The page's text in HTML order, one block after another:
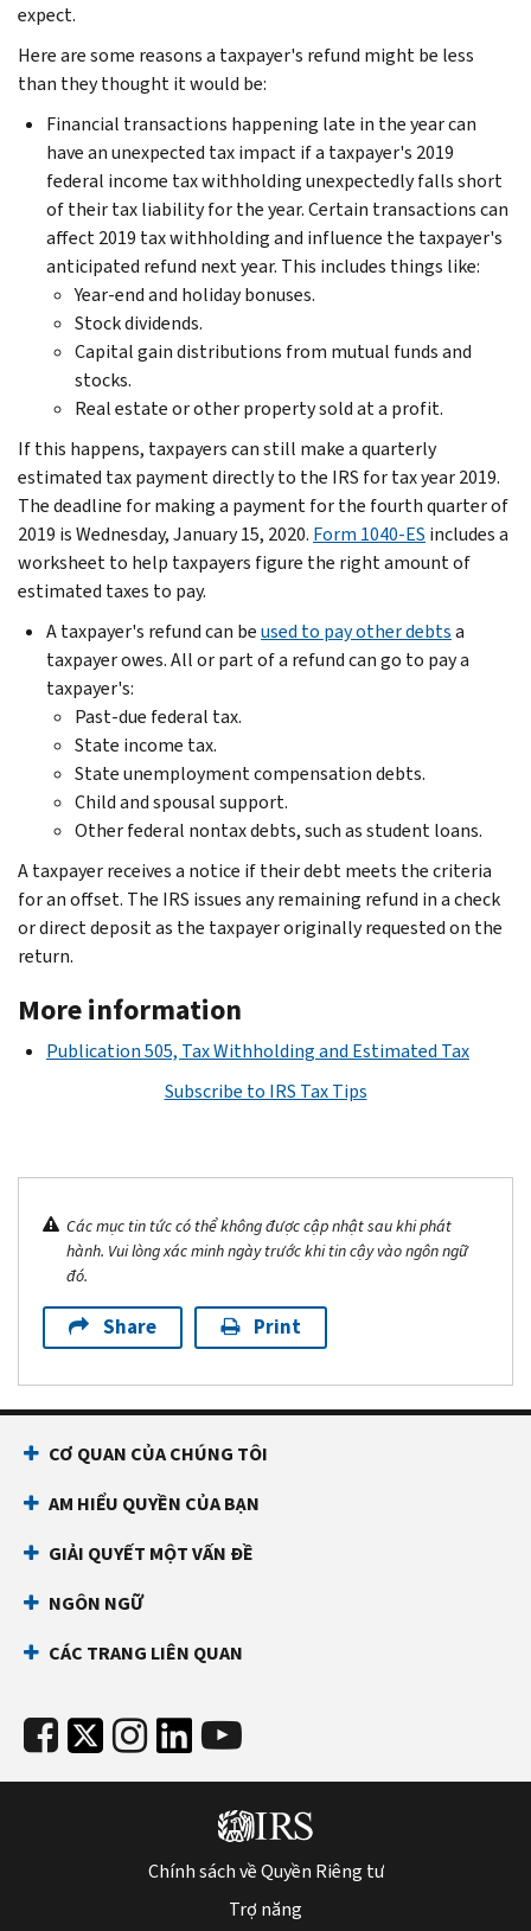
expect.
Here are some reasons a taxpayer's refund might be less
than they thought it would be:
Financial transactions happening late in the year can
have an unexpected tax impact if a taxpayer's 2019
federal income tax withholding unexpectedly falls short
of their tax liability for the year. Certain transactions can
affect 2019 tax withholding and influence the taxpayer's
anticipated refund next year. This includes things like:
Year-end and holiday bonuses.
Stock dividends.
Capital gain distributions from mutual funds and
stocks.
Real estate or other property sold at a profit.
If this happens, taxpayers can still make a quarterly
estimated tax payment directly to the IRS for tax year 2019.
The deadline for making a payment for the fourth quarter of
2019 is Wednesday, January 15, 2020. Form 1040-ES includes a
worksheet to help taxpayers figure the right amount of
estimated taxes to pay.
A taxpayer's refund can beused to pay other debtsa
taxpayer owes. All or part of a refund can go to pay a
taxpayer's:
Past-due federal tax.
State income tax.
State unemployment compensation debts.
Child and spousal support.
Other federal nontax debts, such as student loans.
A taxpayer receives a notice if their debt meets the criteria
for an offset. The IRS issues any remaining refund in a check
or direct deposit as the taxpayer originally requested on the
return.
More information
Publication 505, Tax Withholding and Estimated Tax
Subscribe to IRS Tax Tips
Các mục tin tức có thể không được cập nhật sau khi phát
hành. Vui lòng xác minh ngày trước khi tin cậy vào ngôn ngữ
đó.
Share Print
CƠ QUAN CỦA CHÚNG TÔI
AM HIỂU QUYỀN CỦA BẠN
GIẢI QUYẾT MỘT VẤN ĐỀ
NGÔN NGỮ
CÁC TRANG LIÊN QUAN
Chính sách về Quyền Riêng tư
Trợ năng